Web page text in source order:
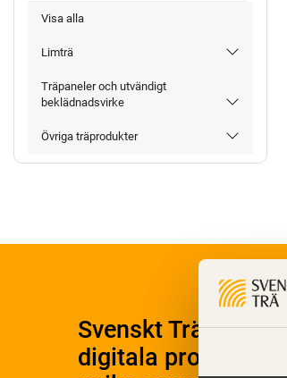
Visa alla
Limträ
Träpaneler och utvändigt
beklädnadsvirke
Övriga träprodukter
Svenskt Träs
digitala